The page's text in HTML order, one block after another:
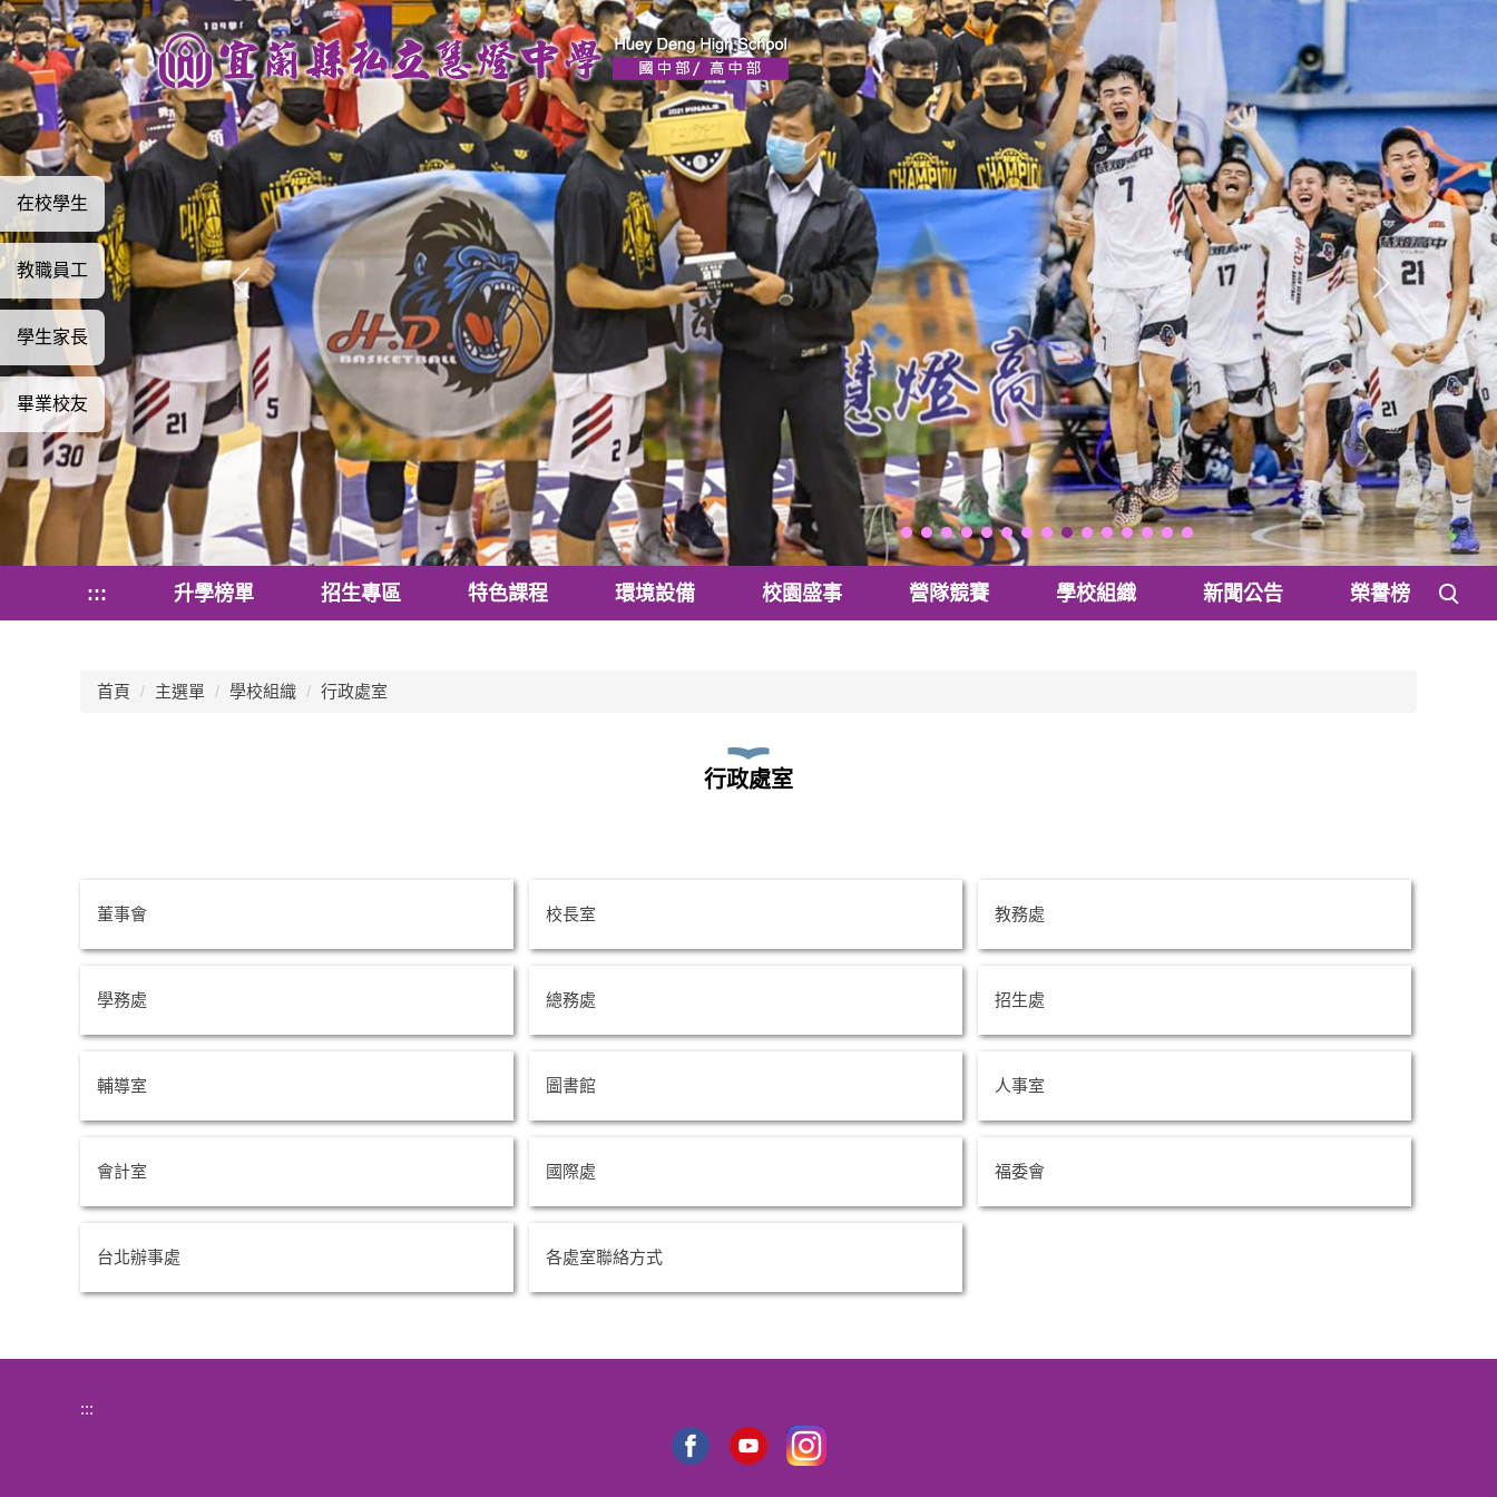
跳
到
主
要
內
容
區
::: 升學榜單 招生專區 特色課程 環境設備 校園盛事 營隊競賽 學校組織 新聞公告 榮譽榜
在校學生
教職員工
學生家長
畢業校友
首頁 主選單 學校組織 行政處室
行政處室
董事會 校長室 教務處
學務處 總務處 招生處
輔導室 圖書館 人事室
會計室 國際處 福委會
台北辦事處 各處室聯絡方式
:::